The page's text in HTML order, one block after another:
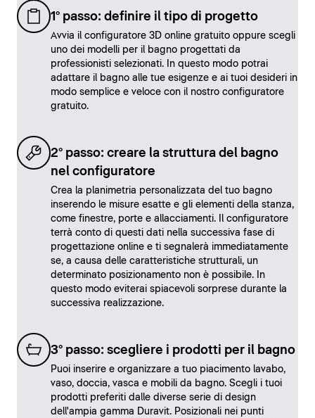
1° passo: definire il tipo di progetto
Avvia il configuratore 3D online gratuito oppure scegli
uno dei modelli per il bagno progettati da
professionisti selezionati. In questo modo potrai
adattare il bagno alle tue esigenze e ai tuoi desideri in
modo semplice e veloce con il nostro configuratore
gratuito.
2° passo: creare la struttura del bagno
nel configuratore
Crea la planimetria personalizzata del tuo bagno
inserendo le misure esatte e gli elementi della stanza,
come finestre, porte e allacciamenti. Il configuratore
terrà conto di questi dati nella successiva fase di
progettazione online e ti segnalerà immediatamente
se, a causa delle caratteristiche strutturali, un
determinato posizionamento non è possibile. In
questo modo eviterai spiacevoli sorprese durante la
successiva realizzazione.
3° passo: scegliere i prodotti per il bagno
Puoi inserire e organizzare a tuo piacimento lavabo,
vaso, doccia, vasca e mobili da bagno. Scegli i tuoi
prodotti preferiti dalle diverse serie di design
dell'ampia gamma Duravit. Posizionali nei punti